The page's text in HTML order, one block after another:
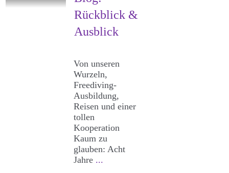
Rückblick &
Ausblick
Von unseren
Wurzeln,
Freediving-
Ausbildung,
Reisen und einer
tollen
Kooperation
Kaum zu
glauben: Acht
Jahre ...